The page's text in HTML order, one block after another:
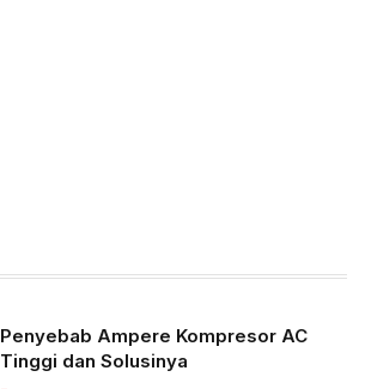
Penyebab Ampere Kompresor AC
Tinggi dan Solusinya